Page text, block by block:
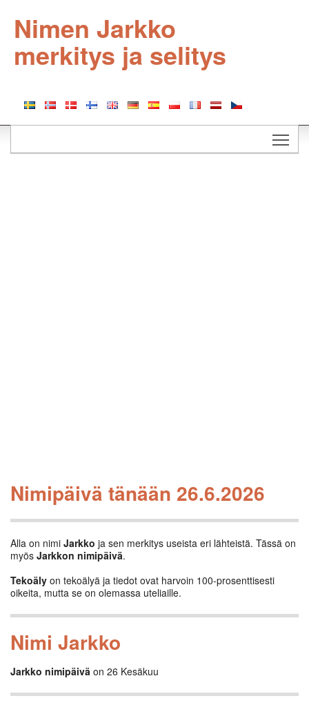
Nimen Jarkko
merkitys ja selitys
Nimipäivä tänään 26.6.2026
Alla on nimi Jarkko ja sen merkitys useista eri lähteistä. Tässä on
myös Jarkkon nimipäivä.
Tekoäly on tekoälyä ja tiedot ovat harvoin 100-prosenttisesti
oikeita, mutta se on olemassa uteliaille.
Nimi Jarkko
Jarkko nimipäivä on 26 Kesäkuu